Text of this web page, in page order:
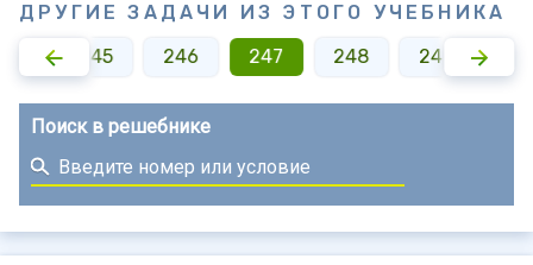
ДРУГИЕ ЗАДАЧИ ИЗ ЭТОГО УЧЕБНИКА
245 246 247 248 249
Поиск в решебнике